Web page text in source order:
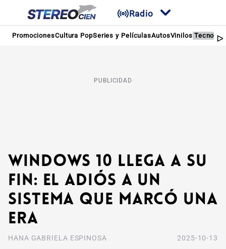
Radio
PromocionesCultura PopSeries y PelículasAutosVinilos
PUBLICIDAD
Windows 10 llega a su
fin: el adiós a un
sistema que marcó una
era
HANA GABRIELA ESPINOSA 2025-10-13